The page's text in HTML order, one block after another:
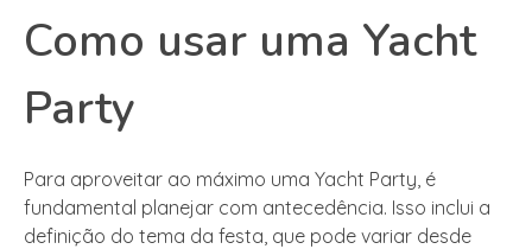
Como usar uma Yacht
Party
Para aproveitar ao máximo uma Yacht Party, é
fundamental planejar com antecedência. Isso inclui a
definição do tema da festa, que pode variar desde